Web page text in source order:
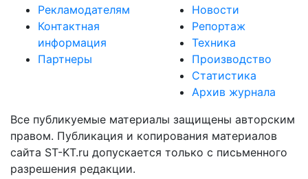
Рекламодателям
Контактная
информация
Партнеры
Новости
Репортаж
Техника
Производство
Статистика
Архив журнала
Все публикуемые материалы защищены авторским
правом. Публикация и копирования материалов
сайта ST-KT.ru допускается только с письменного
разрешения редакции.